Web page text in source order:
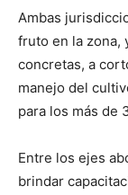
Ambas
fruto en la zona,
concretas, a
manejo del
para los más de
Entre los ejes
brindar